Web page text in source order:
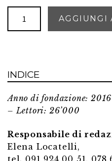
Ceresio
quantità
AGGIUNGI
INDICE
Anno di fondazione:
– Lettori: 26’000
Responsabile di
Elena Locatelli,